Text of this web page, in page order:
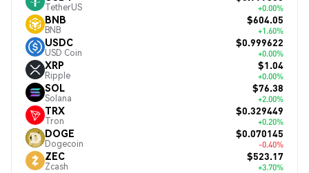
TetherUS +0.00%
BNB
BNB
$604.05
+1.60%
USDC
USD Coin
$0.999622
+0.00%
XRP
Ripple
$1.04
+0.00%
SOL
Solana
$76.38
+2.00%
TRX
Tron
$0.329449
+0.20%
DOGE
Dogecoin
$0.070145
-0.40%
ZEC
Zcash
$523.17
+3.70%